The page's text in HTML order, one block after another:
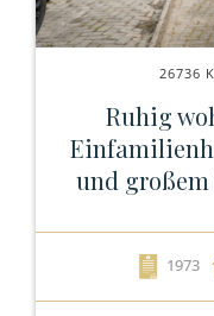
26736
Ruhig
und
1973